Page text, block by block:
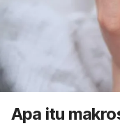
Apa itu